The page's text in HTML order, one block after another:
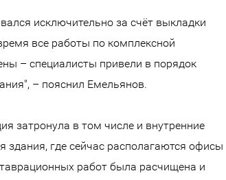
исключительно за счёт выкладки
все работы по комплексной
– специалисты привели в порядок
– пояснил Емельянов.
затронула в том числе и внутренние
здания, где сейчас располагаются офисы
работ была расчищена и